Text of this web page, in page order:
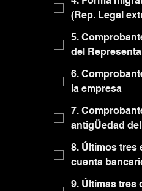
(Rep. Legal
5.
del
6.
la empresa
7.
antigÜedad
8. Últimos tres
cuenta
9. Últimas tres
(Rep. Legal
5.
del
6.
la empresa
7.
antigÜedad
8. Últimos tres
cuenta
9. Últimas tres